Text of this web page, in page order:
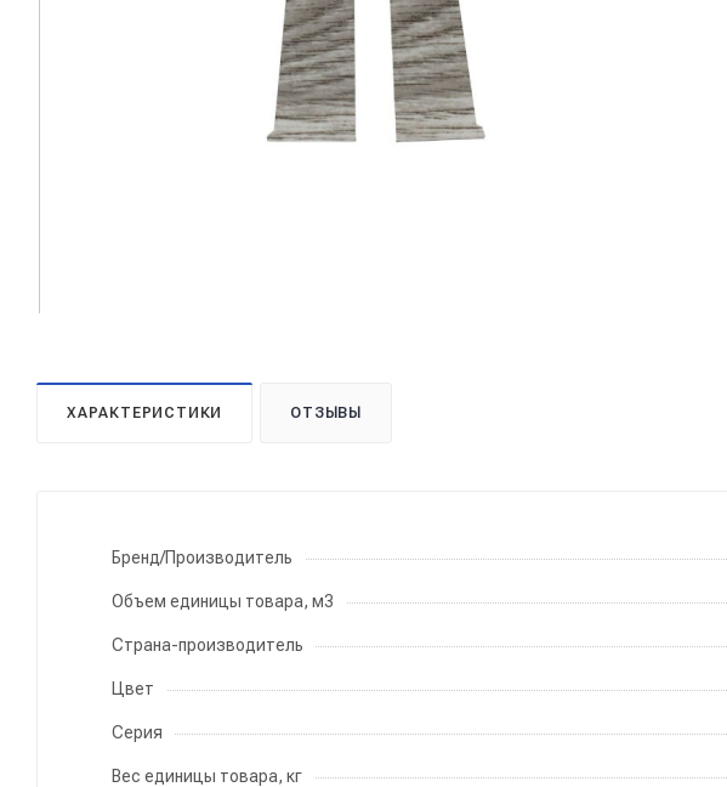
ХАРАКТЕРИСТИКИ ОТЗЫВЫ
Бренд/Производитель
Объем единицы товара, м3
Страна-производитель
Цвет
Серия
Вес единицы товара, кг